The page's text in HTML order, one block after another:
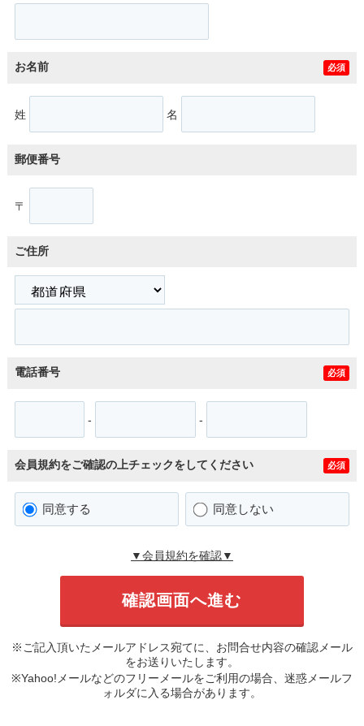
お名前 必須
姓 名
郵便番号
〒
ご住所
電話番号 必須
- -
会員規約をご確認の上チェックをしてください 必須
同意する 同意しない
▼会員規約を確認▼
※ご記入頂いたメールアドレス宛てに、お問合せ内容の確認メール
をお送りいたします。
※Yahoo!メールなどのフリーメールをご利用の場合、迷惑メールフ
ォルダに入る場合があります。